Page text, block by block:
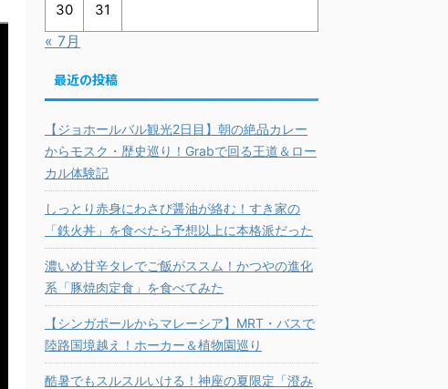
30 31
« 7月
最近の投稿
【ジョホールバル観光2日目】朝の絶品カレー
からモスク・歴史巡り！Grabで回る王道＆ロー
カル体験記
しっとり赤身にわさび醤油が絡む！すき家の
「鉄火丼」を食べたら予想以上に本格派だった
濃いめ甘辛タレでご飯がススム！かつやの進化
系「豚焼肉定食」を食べてみた
【シンガポールからマレーシア】MRT・バスで
陸路国境越え！ホーカー＆植物園巡り
酷暑でもスルスルいける！神座の夏限定「澄み